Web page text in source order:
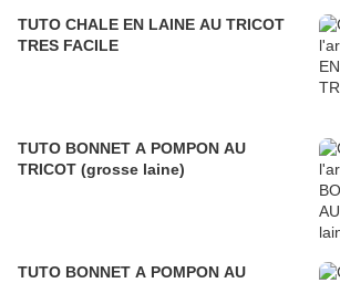
TUTO CHALE EN LAINE AU TRICOT
TRES FACILE
TUTO BONNET A POMPON AU
TRICOT (grosse laine)
TUTO BONNET A POMPON AU